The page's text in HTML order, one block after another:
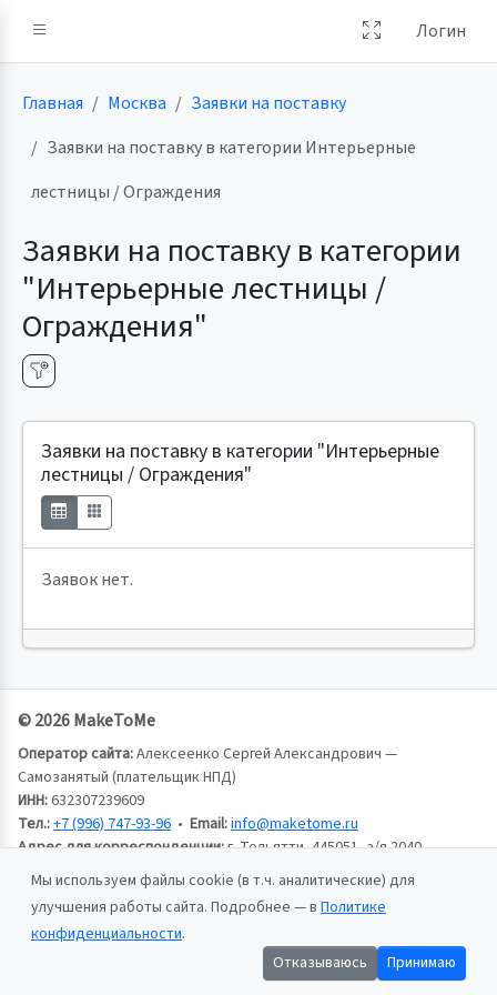
Логин
Главная Москва
Заявки на поставку
Заявки на поставку в категории Интерьерные
лестницы / Ограждения
Заявки на поставку в категории
"Интерьерные лестницы /
Ограждения"
Заявки на поставку в категории "Интерьерные
лестницы / Ограждения"
Заявок нет.
© 2026 MakeToMe
Оператор сайта:Алексеенко Сергей Александрович —
Самозанятый (плательщик НПД)
ИНН:632307239609
Тел.:+7 (996) 747-93-96 • Email:info@maketome.ru
Адрес для корреспонденции:г. Тольятти, 445051, а/я 2040,
Алексеенко Сергей Александрович
Пользовательское соглашение
Политика конфиденциальности
Мы используем файлы cookie (в т.ч. аналитические) для
улучшения работы сайта. Подробнее — в Политике
конфиденциальности.
Отказываюсь
Принимаю